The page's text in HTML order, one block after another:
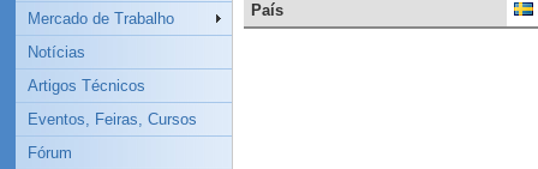
Mercado de Trabalho
Notícias
Artigos Técnicos
Eventos, Feiras, Cursos
Fórum
País